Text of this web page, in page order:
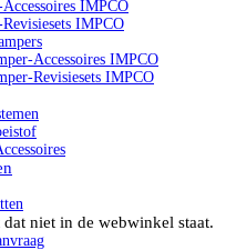
IMPCO
IMPCO
Accessoires IMPCO
Revisiesets IMPCO
niet in de webwinkel staat.